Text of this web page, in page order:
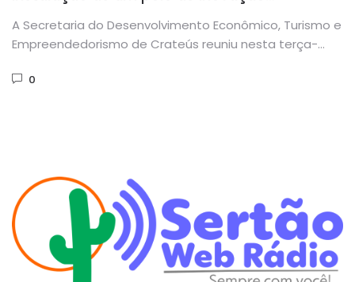
tecnológica
A Secretaria do Desenvolvimento Econômico, Turismo e
Empreendedorismo de Crateús reuniu nesta terça-
0